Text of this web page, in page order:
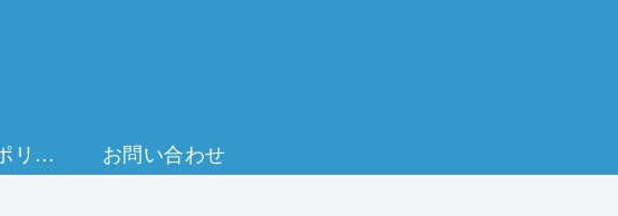
プライバシーポリシー お問い合わせ